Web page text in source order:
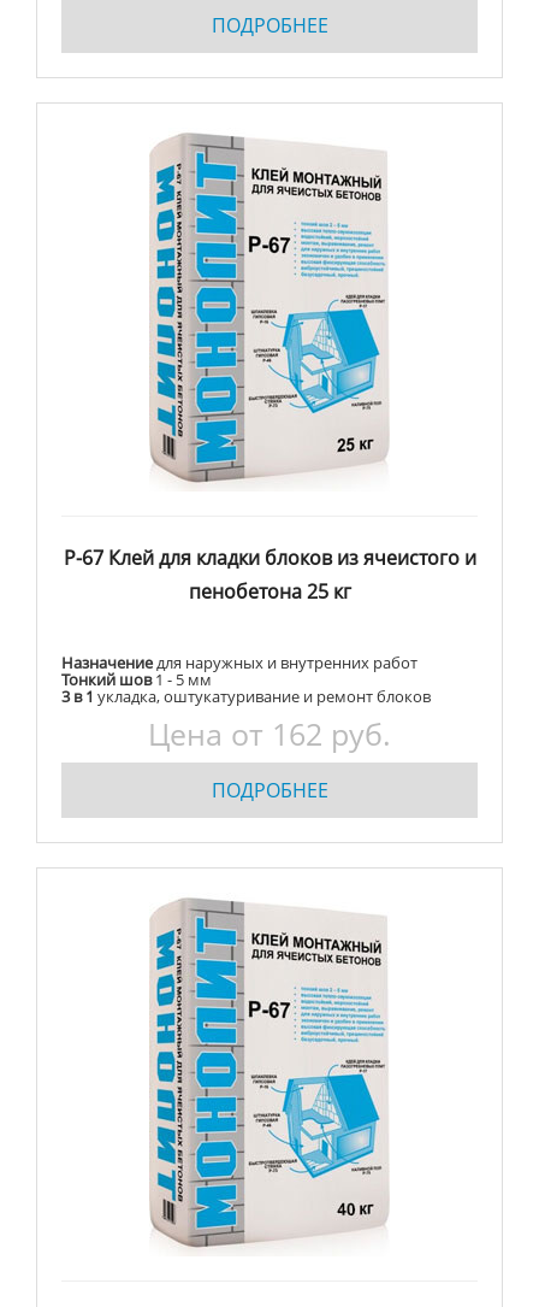
ПОДРОБНЕЕ
Р-67 Клей для кладки блоков из ячеистого и
пенобетона 25 кг
Назначениедля наружных и внутренних работ
Тонкий шов1 - 5 мм
3 в 1 укладка, оштукатуривание и ремонт блоков
Цена от 162 руб.
ПОДРОБНЕЕ